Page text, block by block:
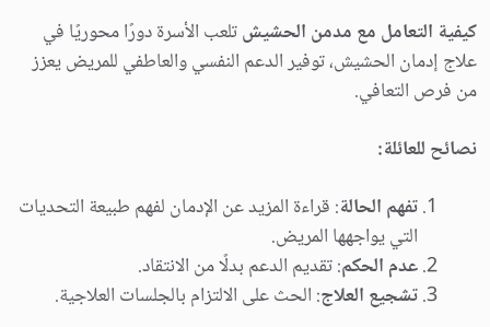
كيفية التعامل مع مدمن الحشيشتلعب الأسرة دورًا محوريًا في
علاج إدمان الحشيش، توفير الدعم النفسي والعاطفي للمريض يعزز
من فرص التعافي.
نصائح للعائلة:
تفهم الحالة: قراءة المزيد عن الإدمان لفهم طبيعة التحديات
التي يواجهها المريض.
عدم الحكم: تقديم الدعم بدلًا من الانتقاد.
تشجيع العلاج: الحث على الالتزام بالجلسات العلاجية.